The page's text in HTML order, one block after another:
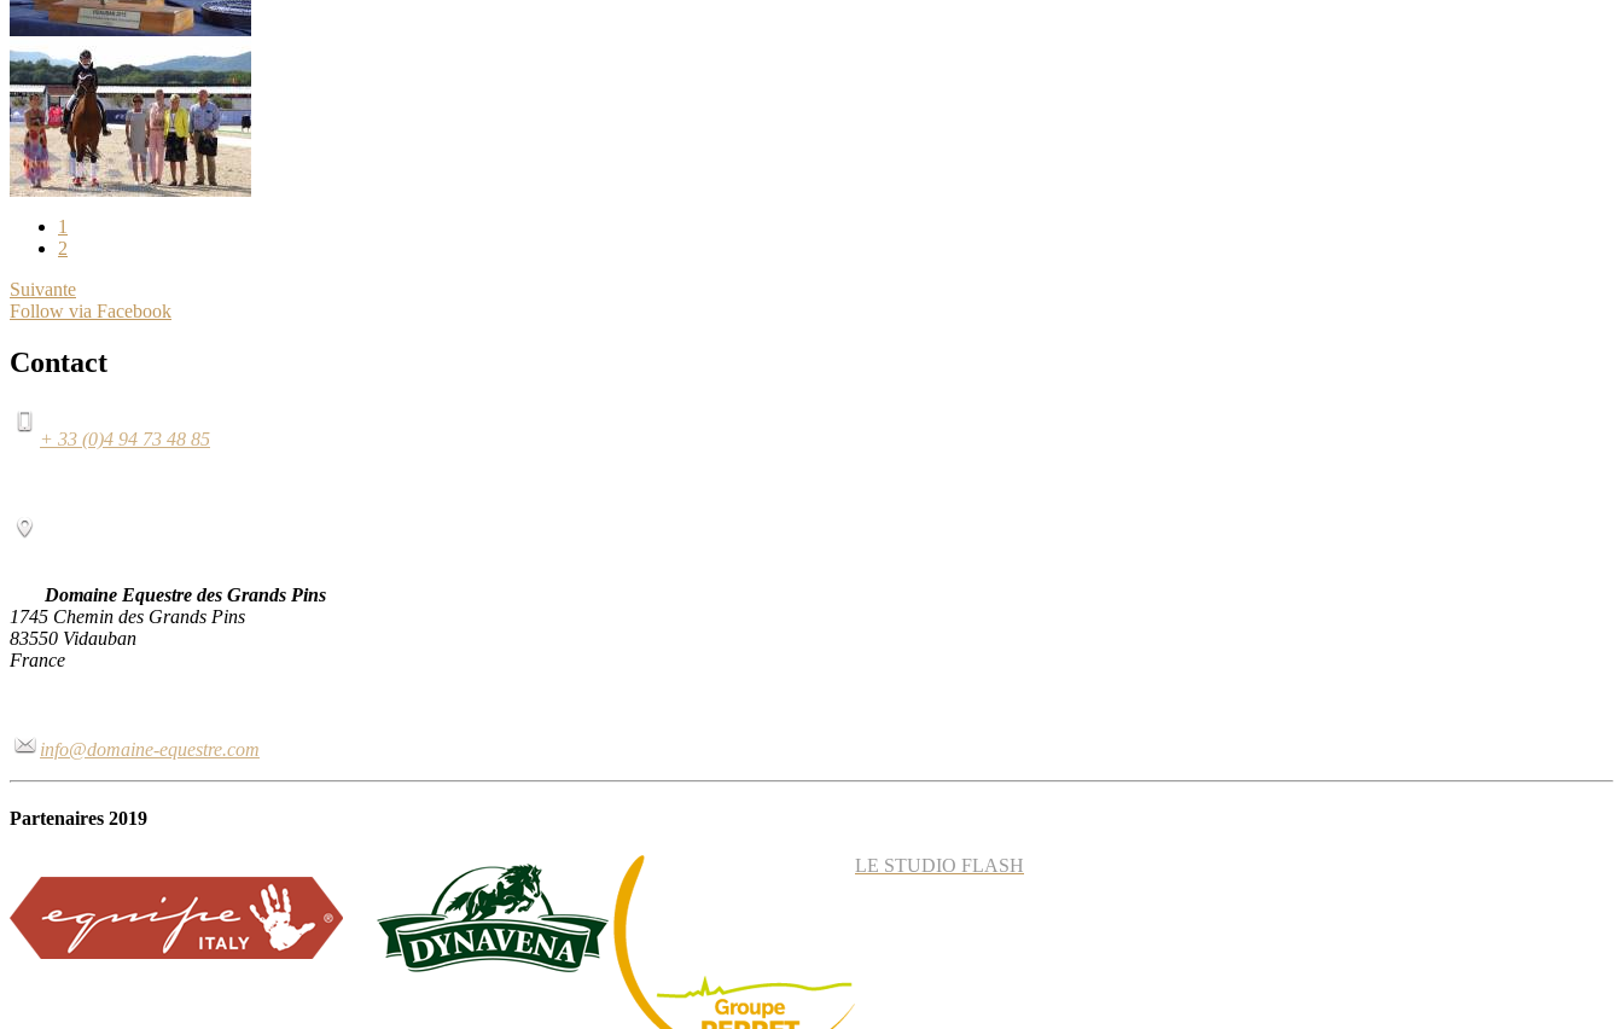
1
2
Suivante
Follow via Facebook
Contact
+ 33 (0)4 94 73 48 85
Domaine Equestre des Grands Pins
1745 Chemin des Grands Pins
83550 Vidauban
France
info@domaine-equestre.com
Partenaires 2019
LE STUDIO FLASH